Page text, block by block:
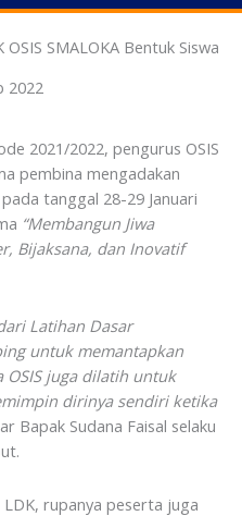
SMALOKA Bentuk Siswa
2022
2021/2022, pengurus OSIS
pembina mengadakan
tanggal 28-29 Januari
“Membangun Jiwa
Bijaksana, dan Inovatif
Latihan Dasar
untuk memantapkan
OSIS juga dilatih untuk
dirinya sendiri ketika
Bapak Sudana Faisal selaku
rupanya peserta juga